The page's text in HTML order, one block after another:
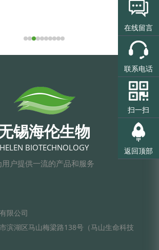
锡海伦生物
HELEN BIOTECHNOLOGY
用户提供一流的产品和服务
限公司
滨湖区马山梅梁路138号（马山生命科技
在线留言
联系电话
扫一扫
返回顶部